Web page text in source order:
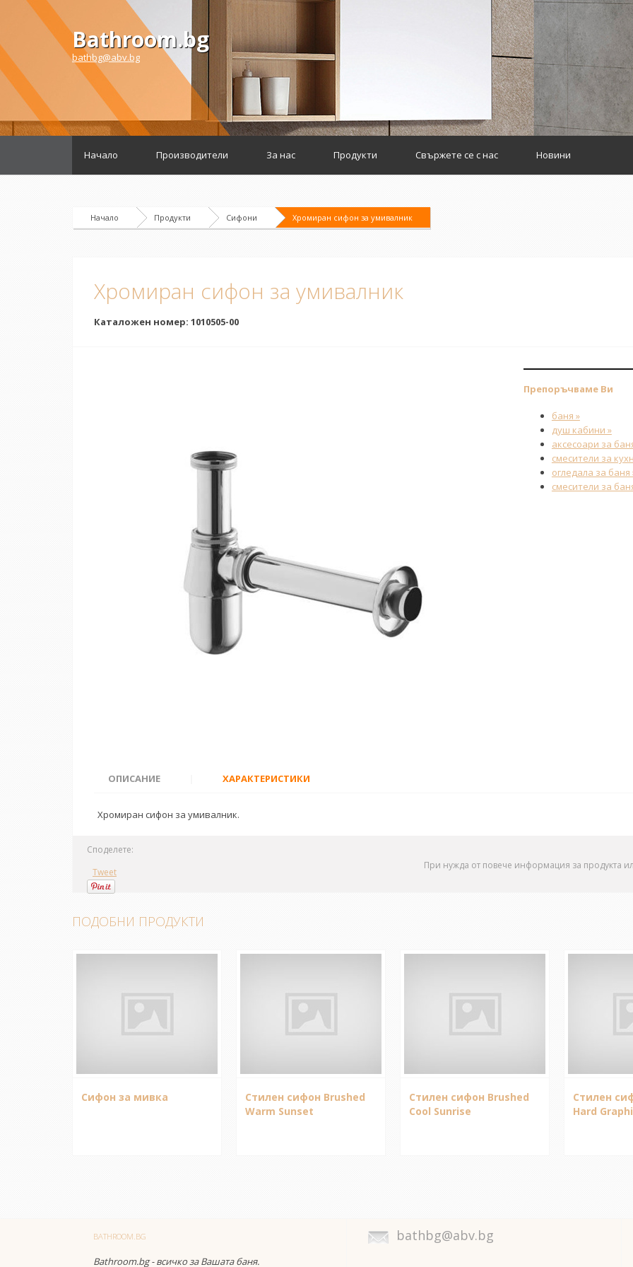
Bathroom.bg
bathbg@abv.bg
Начало Производители За нас Продукти Свържете се с нас Новини
Начало Продукти Сифони Хромиран сифон за умивалник
Хромиран сифон за умивалник
Каталожен номер: 1010505-00
Препоръчваме Ви
баня »
душ кабини »
аксесоари за
смесители за
огледала за баня
смесители за
ОПИСАНИЕ ХАРАКТЕРИСТИКИ
Хромиран сифон за умивалник.
Споделете:
Tweet
При нужда от повече информация за продукта
ПОДОБНИ ПРОДУКТИ
Сифон за мивка
Стилен сифон Brushed
Warm Sunset
Стилен сифон Brushed
Cool Sunrise
Стилен
Hard
BATHROOM.BG
Bathroom.bg - всичко за Вашата баня.
bathbg@abv.bg